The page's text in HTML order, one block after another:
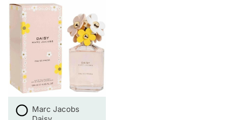
Marc Jacobs